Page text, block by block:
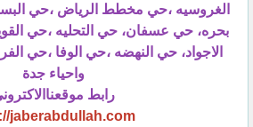
الغروسيه ،حي مخطط الرياض ،حي
بحره، حي عسفان، حي التحليه ،حي
الاجواد، حي النهضه ،حي الوفا ،حي
واحياء جدة
رابط
jaberabdullah.com